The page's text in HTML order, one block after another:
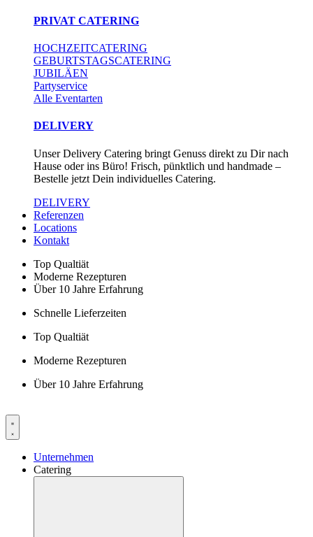
PRIVAT CATERING
HOCHZEITCATERING
GEBURTSTAGSCATERING
JUBILÄEN
Partyservice
Alle Eventarten
DELIVERY
Unser Delivery Catering bringt Genuss direkt zu Dir nach
Hause oder ins Büro! Frisch, pünktlich und handmade –
Bestelle jetzt Dein individuelles Catering.
DELIVERY
Referenzen
Locations
Kontakt
Top Qualtiät
Moderne Rezepturen
Über 10 Jahre Erfahrung
Schnelle Lieferzeiten
Top Qualtiät
Moderne Rezepturen
Über 10 Jahre Erfahrung
Unternehmen
Catering